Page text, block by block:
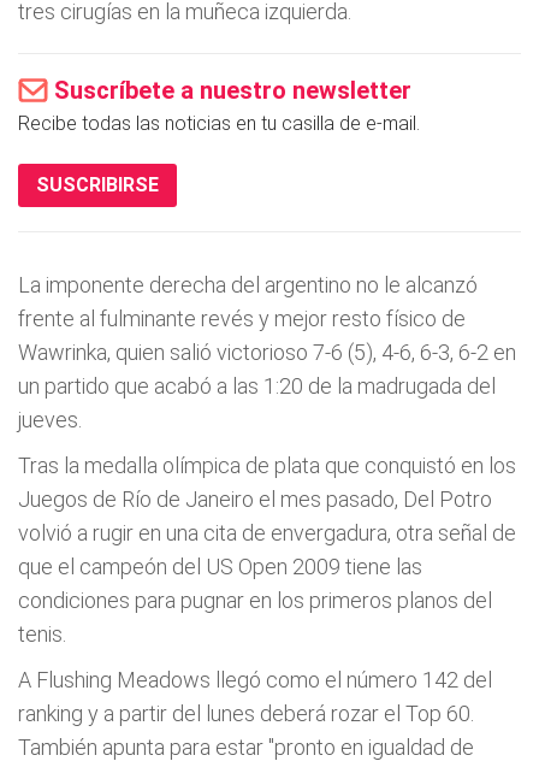
tres cirugías en la muñeca izquierda.
Suscríbete a nuestro newsletter
Recibe todas las noticias en tu casilla de e-mail.
SUSCRIBIRSE
La imponente derecha del argentino no le alcanzó
frente al fulminante revés y mejor resto físico de
Wawrinka, quien salió victorioso 7-6 (5), 4-6, 6-3, 6-2 en
un partido que acabó a las 1:20 de la madrugada del
jueves.
Tras la medalla olímpica de plata que conquistó en los
Juegos de Río de Janeiro el mes pasado, Del Potro
volvió a rugir en una cita de envergadura, otra señal de
que el campeón del US Open 2009 tiene las
condiciones para pugnar en los primeros planos del
tenis.
A Flushing Meadows llegó como el número 142 del
ranking y a partir del lunes deberá rozar el Top 60.
También apunta para estar "pronto en igualdad de